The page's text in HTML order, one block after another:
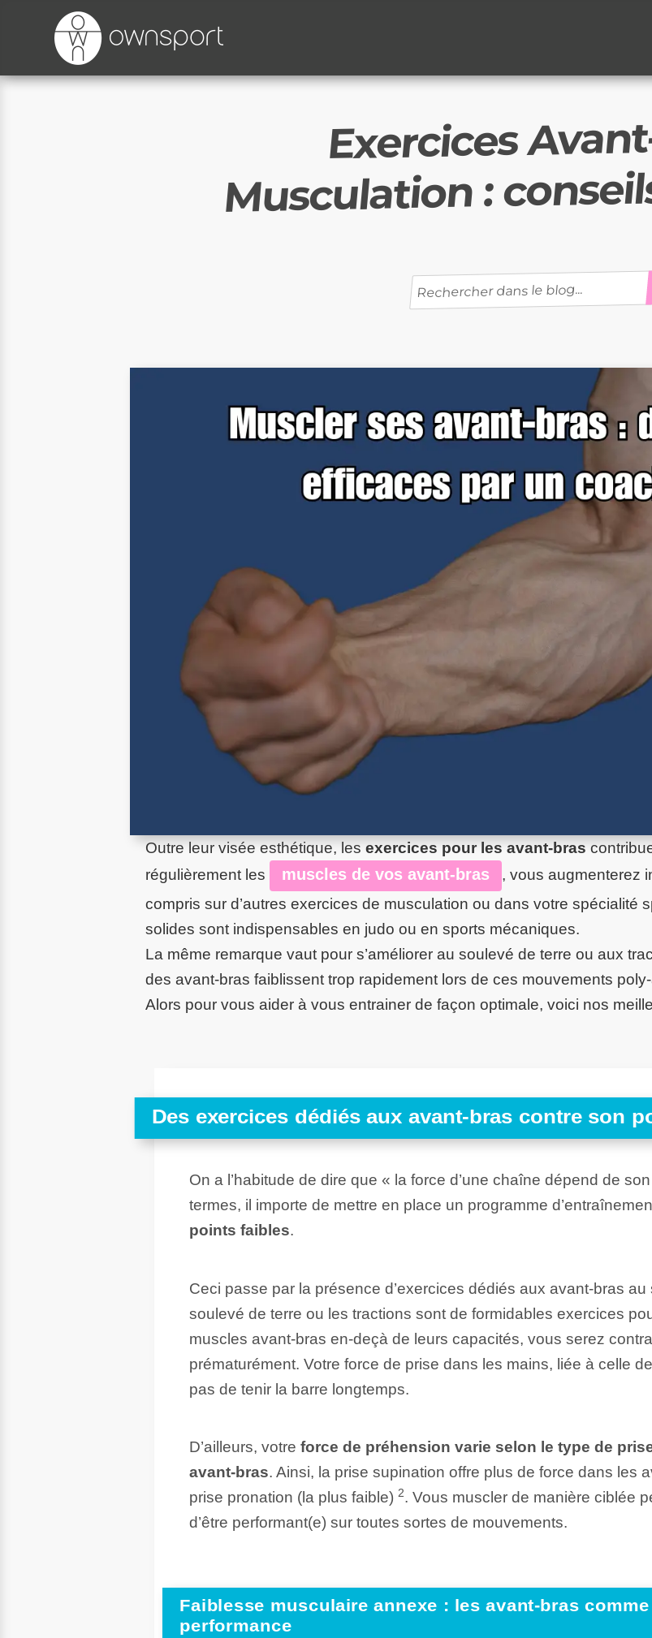
Exercices
Musculation :
Recherche
pour
Outre leur visée esthétique, les exercices pour les avant-bras
régulièrement les
muscles de vos avant-bras
, vous augmenterez
compris sur d’autres exercices de musculation ou dans votre spécialité
solides sont indispensables en judo ou en sports mécaniques.
La même remarque vaut pour s’améliorer au soulevé de terre ou aux
des avant-bras faiblissent trop rapidement lors de ces mouvements
Alors pour vous aider à vous entrainer de façon optimale, voici nos
Des exercices dédiés aux avant-bras contre son
On a l’habitude de dire que « la force d’une chaîne dépend de
termes, il importe de mettre en place un programme
points faibles.
Ceci passe par la présence d’exercices dédiés aux avant-bras
soulevé de terre ou les tractions sont de formidables exercices
muscles avant-bras en-deçà de leurs capacités, vous serez
prématurément. Votre force de prise dans les mains, liée à celle
pas de tenir la barre longtemps.
D’ailleurs, votre force de préhension varie selon le type de
avant-bras. Ainsi, la prise supination offre plus de force dans les
prise pronation (la plus faible) 2. Vous muscler de manière ciblée
d’être performant(e) sur toutes sortes de mouvements.
Faiblesse musculaire annexe : les avant-bras
performance